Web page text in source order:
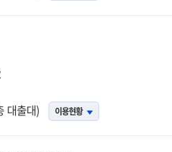
대출대) 이용현황